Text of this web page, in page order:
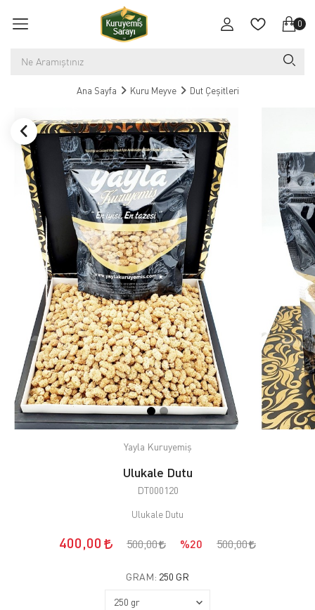
0
Ana Sayfa Kuru Meyve Dut Çeşitleri
Yayla Kuruyemiş
Ulukale Dutu
DT000120
Ulukale Dutu
400,00 500,00 %20 500,00
GRAM: 250 GR